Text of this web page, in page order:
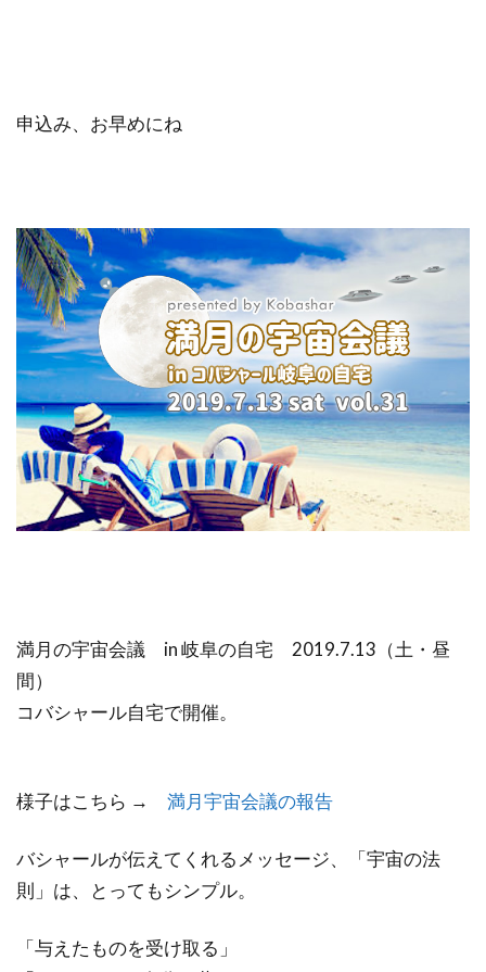
申込み、お早めにね
満月の宇宙会議 in 岐阜の自宅 2019.7.13（土・昼
間）
コバシャール自宅で開催。
様子はこちら → 満月宇宙会議の報告
バシャールが伝えてくれるメッセージ、「宇宙の法
則」は、とってもシンプル。
「与えたものを受け取る」